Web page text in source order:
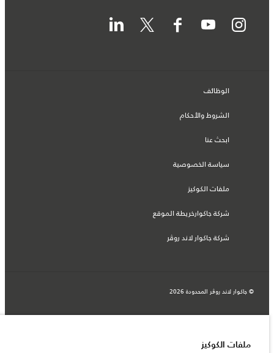
الوظائف
الشروط والأحكام
ابحث عنا
سياسة الخصوصية
ملفات الكوكيز
شركة جاكوارخريطة الموقع
شركة جاكوار لاند روڤر
© جاكوار لاند روڨر المحدودة 2026
آخر، كما أنّها قد تتغير بدون إشعار مسبق. الرجاء التواصل مع وكيلنا المحلي للتأكد من توفّرها
ملفات الكوكيز